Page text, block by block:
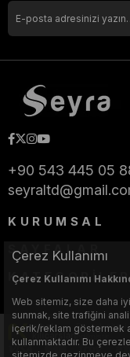
+90 543 445 05
KURUMSAL
SAYFALAR
Bu web
edilmiştir.
Çerez Kullanımı
Çerez Kullanımı
Web sitemiz, size daha
sunmak, site trafiğini
içerik/reklam göstermek
kullanmaktadır. Bu